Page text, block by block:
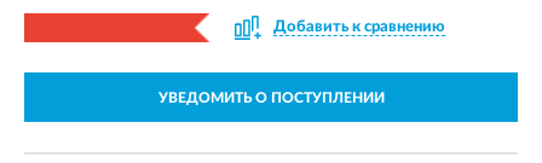
Добавить к сравнению
УВЕДОМИТЬ О ПОСТУПЛЕНИИ